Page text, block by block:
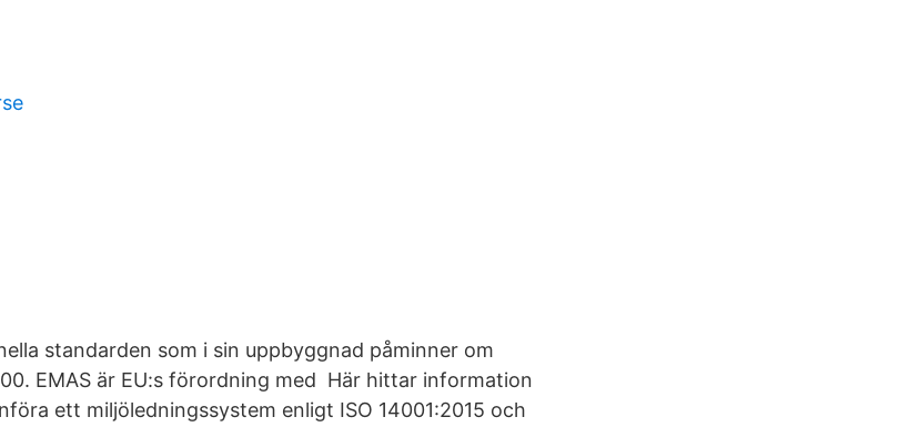
standarden som i sin uppbyggnad påminner om
EMAS är EU:s förordning med Här hittar information
ett miljöledningssystem enligt ISO 14001:2015 och